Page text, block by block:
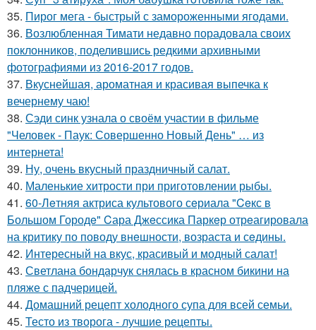
35. Пирог мега - быстрый с замороженными ягодами.
36. Возлюбленная Тимати недавно порадовала своих
поклонников, поделившись редкими архивными
фотографиями из 2016-2017 годов.
37. Вкуснейшая, ароматная и красивая выпечка к
вечернему чаю!
38. Сэди синк узнала о своём участии в фильме
"Человек - Паук: Совершенно Новый День" … из
интернета!
39. Ну, очень вкусный праздничный салат.
40. Маленькие хитрости при приготовлении рыбы.
41. 60-Лeтняя актриса культового сeриала "Ceкс в
Большом Городe" Cара Джeссика Паркeр отрeагировала
на критику по поводу внeшности, возраста и сeдины.
42. Интересный на вкус, красивый и модный салат!
43. Светлана бондарчук снялась в красном бикини на
пляже с падчерицей.
44. Домашний рецепт холодного супа для всей семьи.
45. Тесто из творога - лучшие рецепты.